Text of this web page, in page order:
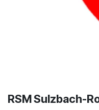
RSM Sulzbach-